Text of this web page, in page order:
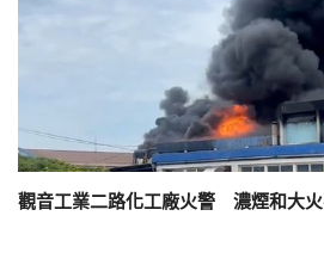
觀音工業二路化工廠火警 濃煙和大